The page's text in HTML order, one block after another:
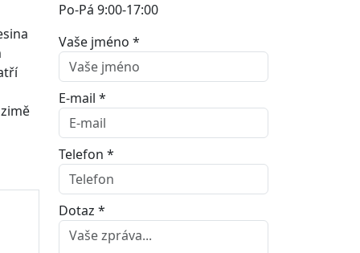
Po-Pá 9:00-17:00
Vaše jméno *
E-mail *
Telefon *
Dotaz *